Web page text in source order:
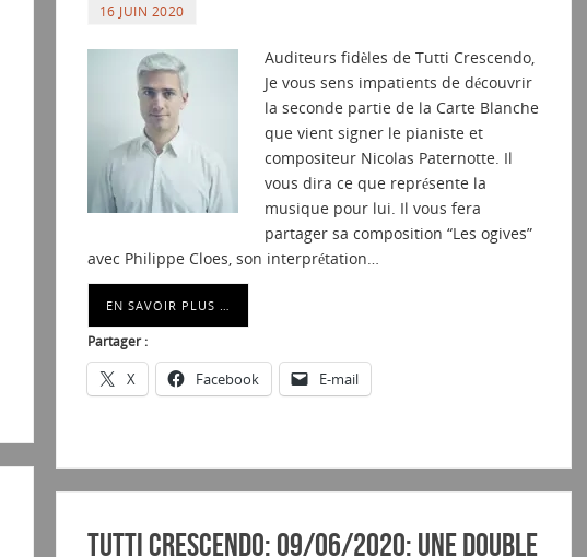
16 JUIN 2020
Auditeurs fidèles de Tutti Crescendo,
Je vous sens impatients de découvrir
la seconde partie de la Carte Blanche
que vient signer le pianiste et
compositeur Nicolas Paternotte. Il
vous dira ce que représente la
musique pour lui. Il vous fera
partager sa composition “Les ogives”
avec Philippe Cloes, son interprétation…
EN SAVOIR PLUS …
Partager :
X Facebook E-mail
Tutti Crescendo: 09/06/2020: Une double